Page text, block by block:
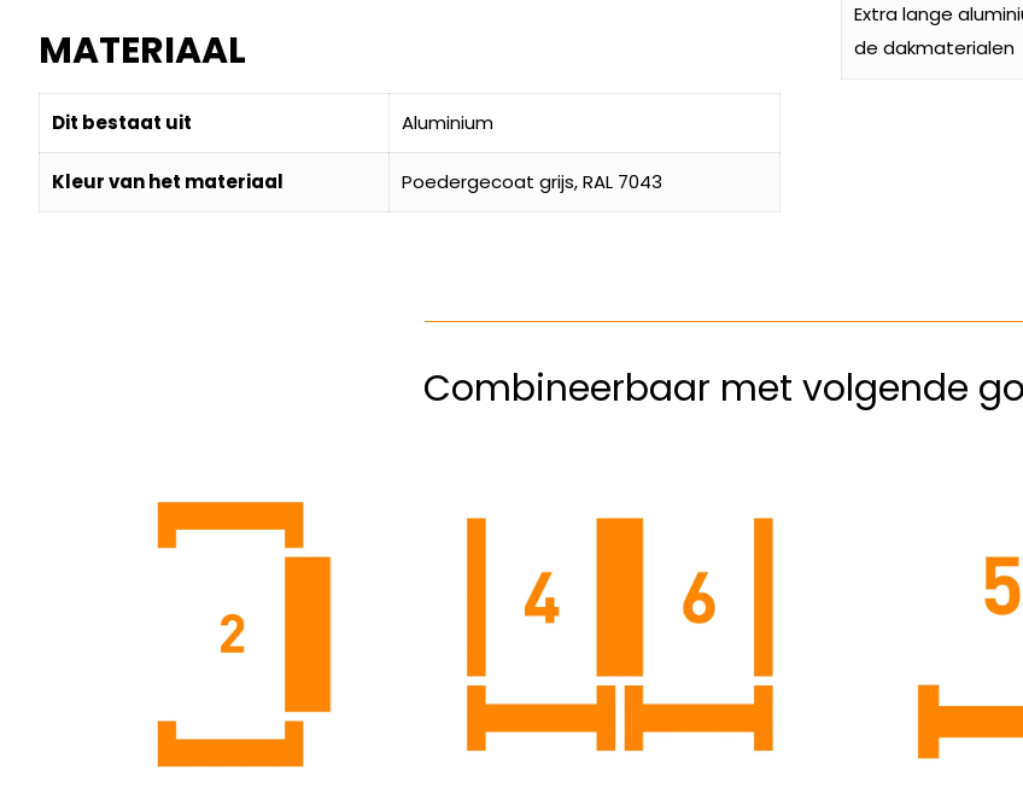
MATERIAAL
Dit bestaat uit Aluminium
Kleur van het materiaal Poedergecoat grijs, RAL 7043
Extra lange
de dakmaterialen
Combineerbaar met volgende